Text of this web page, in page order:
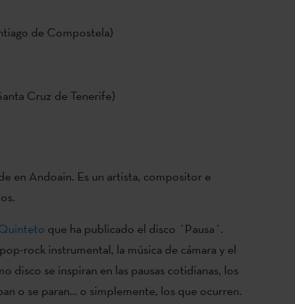
de Compostela)
Cruz de Tenerife)
en Andoain. Es un artista, compositor e
que ha publicado el disco ´Pausa´.
rock instrumental, la música de cámara y el
disco se inspiran en las pausas cotidianas, los
o se paran… o simplemente, los que ocurren.